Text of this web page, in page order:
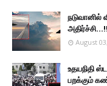
நடுவானில்
அதிர்ச்சி...!!
August
உதயநிதி
பறக்கும்